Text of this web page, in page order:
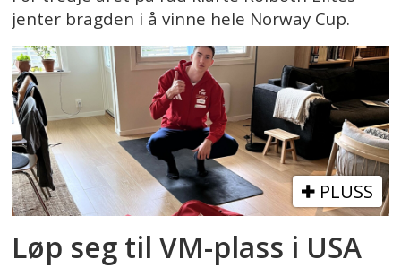
jenter bragden i å vinne hele Norway Cup.
PLUSS
Løp seg til VM-plass i USA